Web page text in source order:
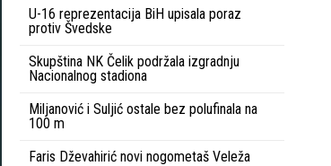
U-16 reprezentacija BiH upisala poraz
protiv Švedske
Skupština NK Čelik podržala izgradnju
Nacionalnog stadiona
Miljanović i Suljić ostale bez polufinala na
100 m
Faris Dževahirić novi nogometaš Veleža